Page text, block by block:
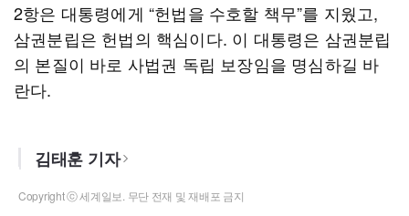
2항은 대통령에게 “헌법을 수호할 책무”를 지웠고,
삼권분립은 헌법의 핵심이다. 이 대통령은 삼권분립
의 본질이 바로 사법권 독립 보장임을 명심하길 바
란다.
김태훈 기자
Copyright ⓒ 세계일보. 무단 전재 및 재배포 금지